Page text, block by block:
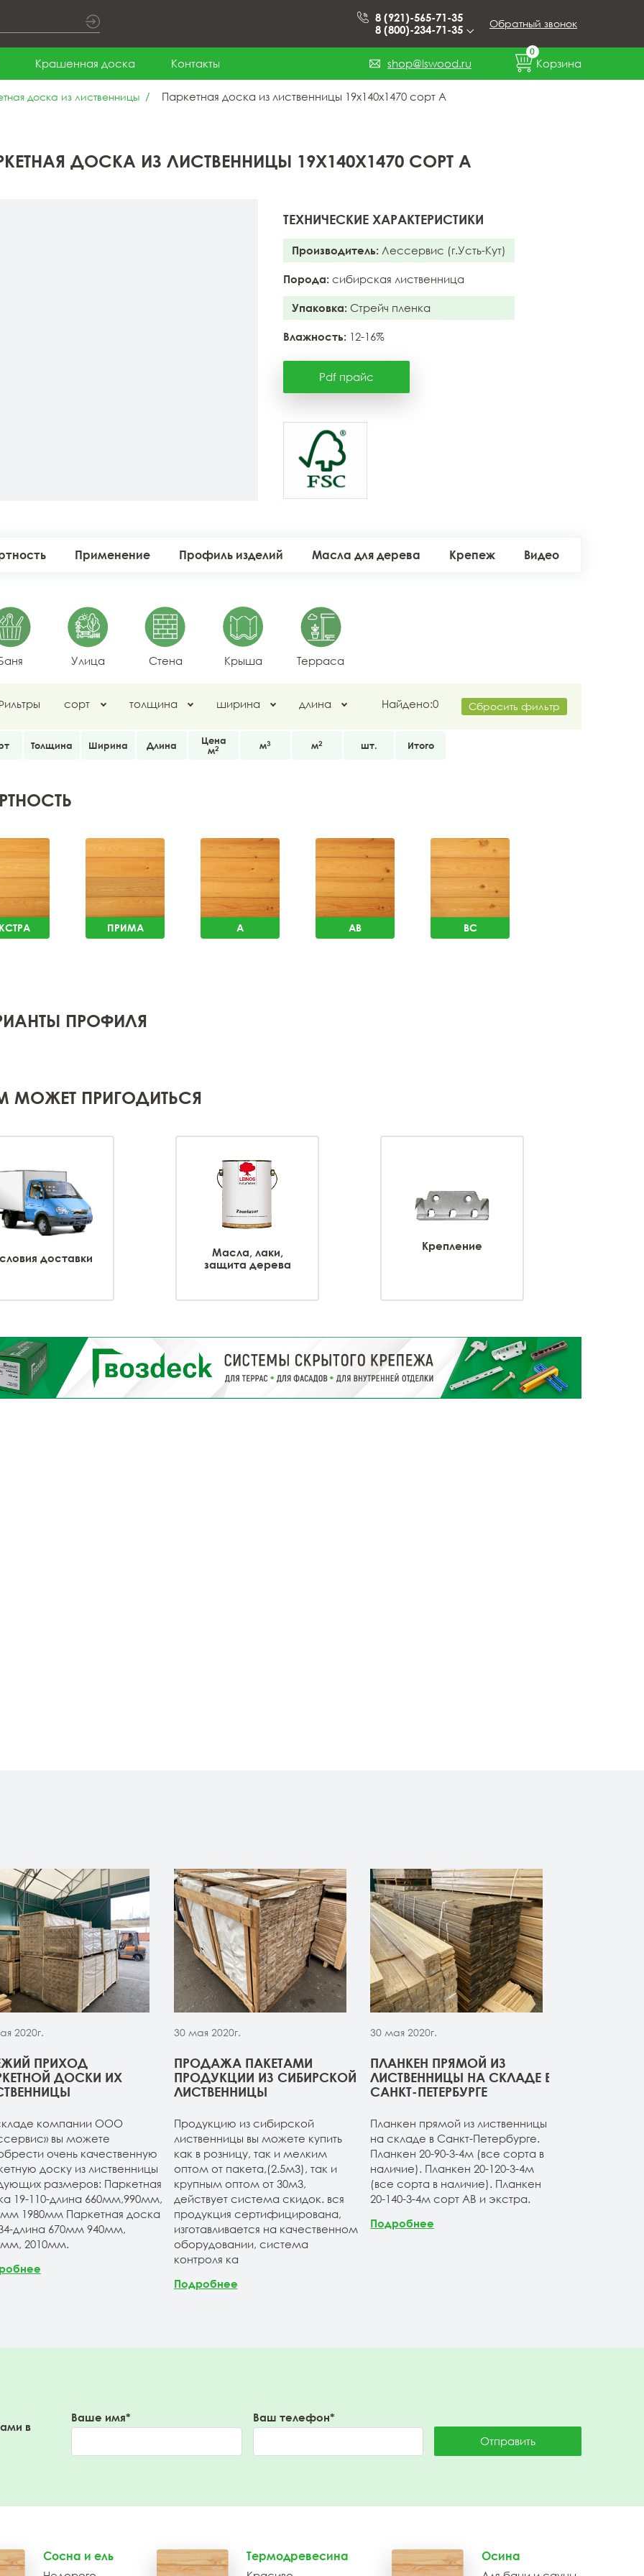
8 (921)-565-71-35
8 (800)-234-71-35
Обратный звонок
Крашенная доска Контакты shop@lswood.ru
0
Корзина
доска из лиственницы Паркетная доска из лиственницы 19x140x1470 сорт А
ДОСКА ИЗ ЛИСТВЕННИЦЫ 19X140X1470 СОРТ А
ТЕХНИЧЕСКИЕ ХАРАКТЕРИСТИКИ
Производитель: Лессервис (г.Усть-Кут)
Порода: сибирская лиственница
Упаковка: Стрейч пленка
Влажность: 12-16%
Pdf прайс
Применение Профиль изделий Масла для дерева Крепеж Видео
Улица Стена Крыша Терраса
сорт толщина ширина длина Найдено:0 Сбросить фильтр
Толщина Ширина Длина
Цена
м2 м3 м2 шт. Итого
ПРИМА A AB BC
ПРОФИЛЯ
МОЖЕТ ПРИГОДИТЬСЯ
доставки
Масла, лаки,
защита дерева
Крепление
2020г.
ПРИХОД
ДОСКИ ИХ
компании ООО
вы можете
очень качественную
доску из лиственницы
размеров: Паркетная
19-110-длина 660мм,990мм,
1980мм Паркетная доска
длина 670мм 940мм,
2010мм.
30 мая 2020г.
ПРОДАЖА ПАКЕТАМИ
ПРОДУКЦИИ ИЗ СИБИРСКОЙ
ЛИСТВЕННИЦЫ
Продукцию из сибирской
лиственницы вы можете купить
как в розницу, так и мелким
оптом от пакета,(2.5м3), так и
крупным оптом от 30м3,
действует система скидок. вся
продукция сертифицирована,
изготавливается на качественном
оборудовании, система
контроля ка
Подробнее
30 мая 2020г.
ПЛАНКЕН ПРЯМОЙ ИЗ
ЛИСТВЕННИЦЫ НА СКЛАДЕ В
САНКТ-ПЕТЕРБУРГЕ
Планкен прямой из лиственницы
на складе в Санкт-Петербурге.
Планкен 20-90-3-4м (все сорта в
наличие). Планкен 20-120-3-4м
(все сорта в наличие). Планкен
20-140-3-4м сорт АВ и экстра.
Подробнее
в
Ваше имя*
Ваш телефон*
Отправить
Сосна и ель Термодревесина Осина